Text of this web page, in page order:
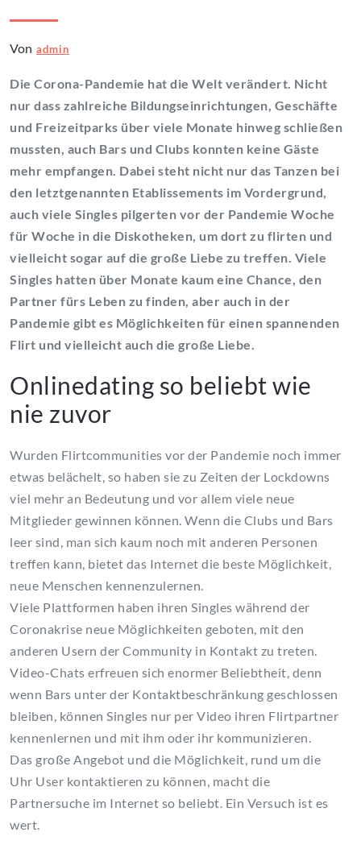
Von admin
Die Corona-Pandemie hat die Welt verändert. Nicht
nur dass zahlreiche Bildungseinrichtungen, Geschäfte
und Freizeitparks über viele Monate hinweg schließen
mussten, auch Bars und Clubs konnten keine Gäste
mehr empfangen. Dabei steht nicht nur das Tanzen bei
den letztgenannten Etablissements im Vordergrund,
auch viele Singles pilgerten vor der Pandemie Woche
für Woche in die Diskotheken, um dort zu flirten und
vielleicht sogar auf die große Liebe zu treffen. Viele
Singles hatten über Monate kaum eine Chance, den
Partner fürs Leben zu finden, aber auch in der
Pandemie gibt es Möglichkeiten für einen spannenden
Flirt und vielleicht auch die große Liebe.
Onlinedating so beliebt wie
nie zuvor
Wurden Flirtcommunities vor der Pandemie noch immer
etwas belächelt, so haben sie zu Zeiten der Lockdowns
viel mehr an Bedeutung und vor allem viele neue
Mitglieder gewinnen können. Wenn die Clubs und Bars
leer sind, man sich kaum noch mit anderen Personen
treffen kann, bietet das Internet die beste Möglichkeit,
neue Menschen kennenzulernen.
Viele Plattformen haben ihren Singles während der
Coronakrise neue Möglichkeiten geboten, mit den
anderen Usern der Community in Kontakt zu treten.
Video-Chats erfreuen sich enormer Beliebtheit, denn
wenn Bars unter der Kontaktbeschränkung geschlossen
bleiben, können Singles nur per Video ihren Flirtpartner
kennenlernen und mit ihm oder ihr kommunizieren.
Das große Angebot und die Möglichkeit, rund um die
Uhr User kontaktieren zu können, macht die
Partnersuche im Internet so beliebt. Ein Versuch ist es
wert.